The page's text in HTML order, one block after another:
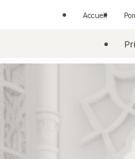
Accueil